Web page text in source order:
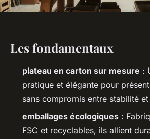
Les fondamentaux
plateau en carton sur mesure :
pratique et élégante pour
sans compromis entre stabilité
emballages écologiques :
FSC et recyclables, ils allient